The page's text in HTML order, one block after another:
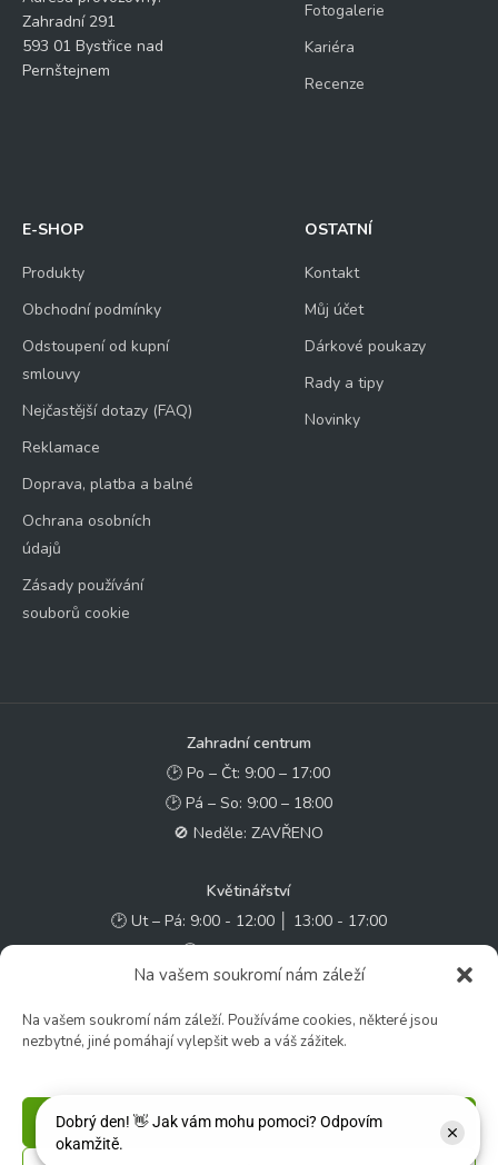
Na vašem soukromí nám záleží
Na vašem soukromí nám záleží. Používáme cookies, některé jsou
nezbytné, jiné pomáhají vylepšit web a váš zážitek.
Příjmout
Zahradní 291
593 01 Bystřice nad
Pernštejnem
Fotogalerie
Kariéra
Recenze
E-SHOP
Produkty
Obchodní podmínky
Odstoupení od kupní
smlouvy
Nejčastější dotazy (FAQ)
Reklamace
Doprava, platba a balné
Ochrana osobních
údajů
Zásady používání
souborů cookie
OSTATNÍ
Kontakt
Můj účet
Dárkové poukazy
Rady a tipy
Novinky
Zahradní centrum
🕑 Po – Čt: 9:00 – 17:00
🕑 Pá – So: 9:00 – 18:00
🚫 Neděle: ZAVŘENO
Květinářství
🕑 Ut – Pá: 9:00 - 12:00 │ 13:00 - 17:00
🕑 So: 9:00 – 15:00
🚫 Ne - Po: ZAVŘENO
Rychlý kontakt:
Sledujte nás: